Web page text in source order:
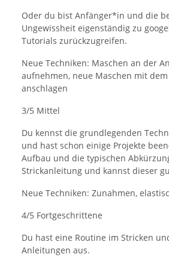
Oder du bist Anfänger*in und die
Ungewissheit eigenständig zu
Tutorials zurückzugreifen.
Neue Techniken: Maschen an der
aufnehmen, neue Maschen mit
anschlagen
3/5 Mittel
Du kennst die grundlegenden
und hast schon einige Projekte
Aufbau und die typischen
Strickanleitung und kannst dieser
Neue Techniken: Zunahmen,
4/5 Fortgeschrittene
Du hast eine Routine im Stricken
Anleitungen aus.